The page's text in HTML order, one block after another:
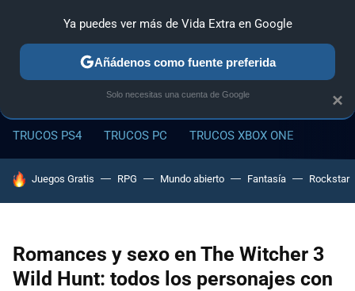
TRUCOS PS4 TRUCOS PC TRUCOS XBOX ONE
HOY SE HABLA DE
Juegos Gratis RPG Mundo abierto Fantasía Rockstar
Romances y sexo en The Witcher 3
Wild Hunt: todos los personajes con
×
Ya puedes ver más de Vida Extra en Google
Añádenos como fuente preferida
Solo necesitas una cuenta de Google